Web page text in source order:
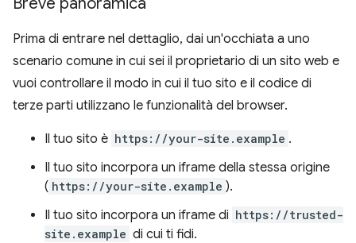
Prima di entrare nel dettaglio, dai un'occhiata a uno
scenario comune in cui sei il proprietario di un sito web e
vuoi controllare il modo in cui il tuo sito e il codice di
terze parti utilizzano le funzionalità del browser.
Il tuo sito è https://your-site.example .
Il tuo sito incorpora un iframe della stessa origine
( https://your-site.example ).
Il tuo sito incorpora un iframe di https://trusted-
site.example di cui ti fidi.